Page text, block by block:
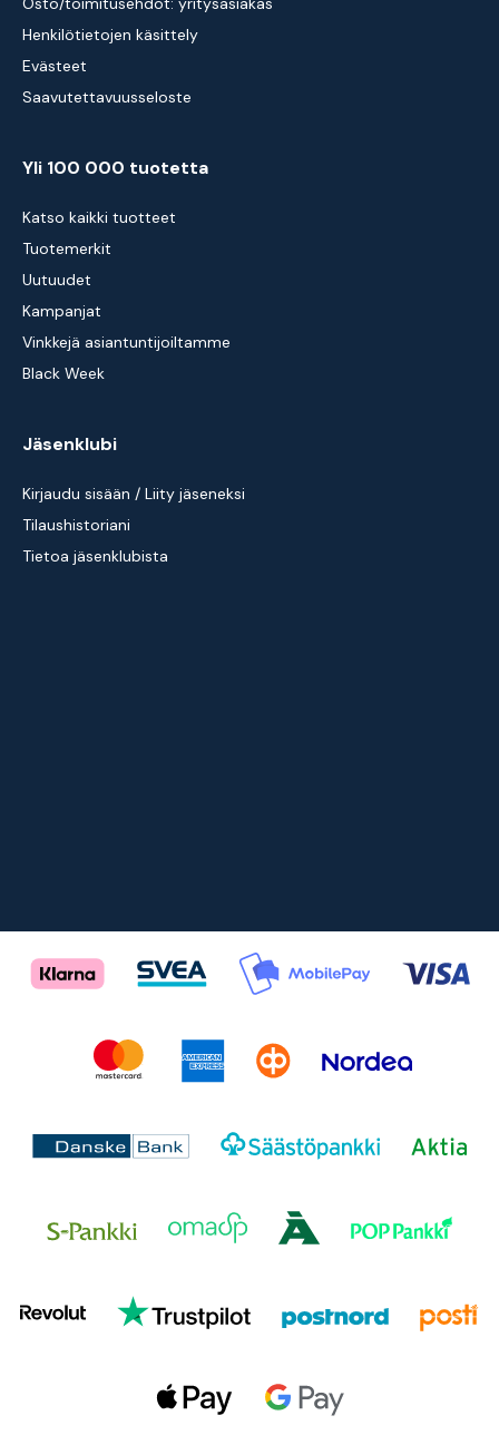
Henkilötietojen käsittely
Evästeet
Saavutettavuusseloste
Yli 100 000 tuotetta
Katso kaikki tuotteet
Tuotemerkit
Uutuudet
Kampanjat
Vinkkejä asiantuntijoiltamme
Black Week
Jäsenklubi
Kirjaudu sisään / Liity jäseneksi
Tilaushistoriani
Tietoa jäsenklubista